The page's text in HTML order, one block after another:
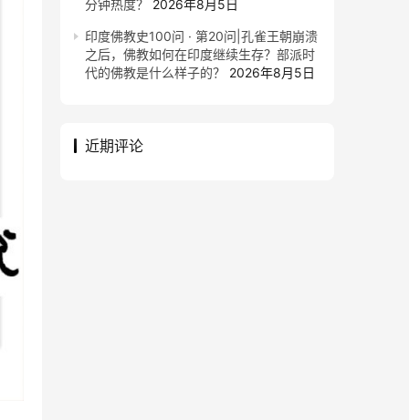
分钟热度？
2026年8月5日
印度佛教史100问 · 第20问|孔雀王朝崩溃
之后，佛教如何在印度继续生存？部派时
代的佛教是什么样子的？
2026年8月5日
近期评论